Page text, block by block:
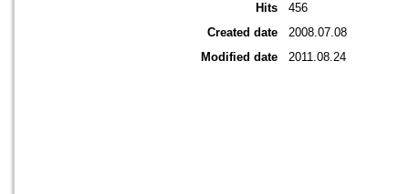
Hits
456
Created date
2008.07.08
Modified date
2011.08.24